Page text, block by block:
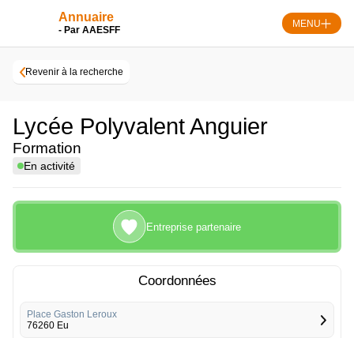
Annuaire
- Par AAESFF
MENU
Revenir à la recherche
Lycée Polyvalent Anguier
Formation
En activité
Entreprise partenaire
Coordonnées
Place Gaston Leroux
76260 Eu